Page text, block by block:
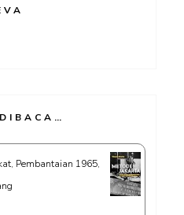
Pembantaian 1965,